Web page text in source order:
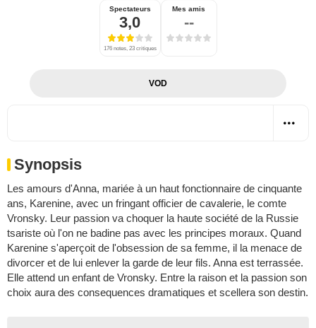
Spectateurs
3,0
176 notes, 23 critiques
Mes amis
--
VOD
Synopsis
Les amours d'Anna, mariée à un haut fonctionnaire de cinquante
ans, Karenine, avec un fringant officier de cavalerie, le comte
Vronsky. Leur passion va choquer la haute société de la Russie
tsariste où l'on ne badine pas avec les principes moraux. Quand
Karenine s'aperçoit de l'obsession de sa femme, il la menace de
divorcer et de lui enlever la garde de leur fils. Anna est terrassée.
Elle attend un enfant de Vronsky. Entre la raison et la passion son
choix aura des consequences dramatiques et scellera son destin.